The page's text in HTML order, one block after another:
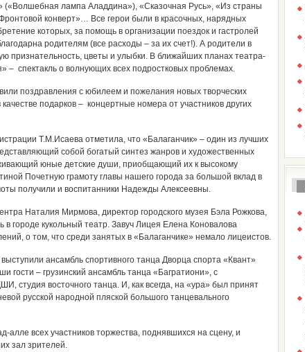
(«Волшебная лампа Аладдина»), «Сказочная Русь», «Из страны
конверт»… Все герои были в красочных, нарядных
которых, за помощь в организации поездок и гастролей
родителям (все расходы – за их счет!). А родители в
признательность, цветы и улыбки. В ближайших планах театра-
– спектакль о волнующих всех подростковых проблемах.
поздравления с юбилеем и пожелания новых творческих
подарков – концертные номера от участников других
Т.М.Исаева отметила, что «Балаганчик» – один из лучших
собой богатый синтез жанров и художественных
юные детские души, приобщающий их к высокому
Почетную грамоту главы нашего города за большой вклад в
получили и воспитанники Надежды Алексеевны.
Наталия Мирмова, директор городского музея Бэла Рожкова,
городе кукольный театр. Завуч Лицея Елена Коновалова
о том, что среди занятых в «Балаганчике» немало лицеистов.
ансамбль спортивного танца Дворца спорта «Квант»
гости – грузинский ансамбль танца «Багратиони», с
студия восточного танца. И, как всегда, на «ура» был принят
русской народной пляской большого танцевального
всех участников торжества, поднявшихся на сцену, и
зал зрителей.